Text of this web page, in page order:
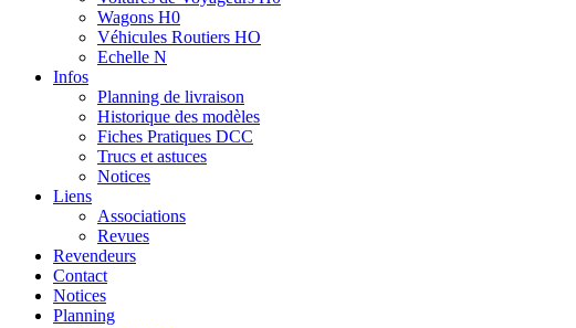
Wagons H0
Véhicules Routiers HO
Echelle N
Infos
Planning de livraison
Historique des modèles
Fiches Pratiques DCC
Trucs et astuces
Notices
Liens
Associations
Revues
Revendeurs
Contact
Notices
Planning